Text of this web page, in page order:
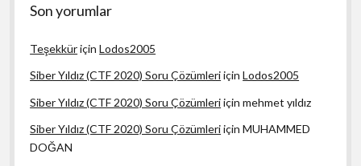
Son yorumlar
TeşekküriçinLodos2005
Siber Yıldız (CTF 2020) Soru ÇözümleriiçinLodos2005
Siber Yıldız (CTF 2020) Soru Çözümleriiçinmehmet yıldız
Siber Yıldız (CTF 2020) Soru ÇözümleriiçinMUHAMMED
DOĞAN